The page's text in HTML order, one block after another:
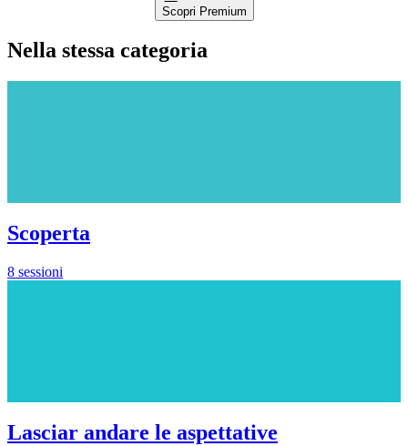
Scopri Premium
Nella stessa categoria
Scoperta
8 sessioni
Lasciar andare le aspettative